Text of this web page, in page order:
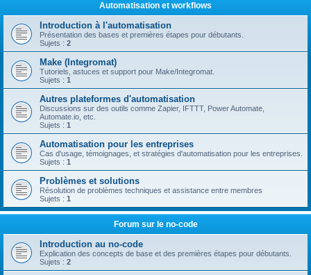
Automatisation et workflows
Introduction à l'automatisation
Présentation des bases et premières étapes pour débutants.
Sujets : 2
Make (Integromat)
Tutoriels, astuces et support pour Make/Integromat.
Sujets : 1
Autres plateformes d'automatisation
Discussions sur des outils comme Zapier, IFTTT, Power Automate,
Automate.io, etc.
Sujets : 1
Automatisation pour les entreprises
Cas d'usage, témoignages, et stratégies d'automatisation pour les entreprises.
Sujets : 1
Problèmes et solutions
Résolution de problèmes techniques et assistance entre membres
Sujets : 1
Forum sur le no-code
Introduction au no-code
Explication des concepts de base et des premières étapes pour débutants.
Sujets : 2